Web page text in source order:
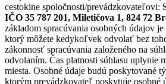
cestokine spoločnosti/prevádzkovateľovi:
IČO 35 787 201, Miletičova 1, 824 72
základom spracúvania osobných údajov
ktorý môžete kedykoľvek odvolať bez
zákonnosť spracúvania založeného na
odvolaním. Čas platnosti súhlasu uplynie
miesta. Osobné údaje budú poskytované
ktorým prevádzkovateľ poskytuje osobné